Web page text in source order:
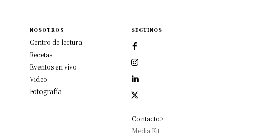
NOSOTROS
Centro de lectura
Recetas
Eventos en vivo
Video
Fotografía
SEGUINOS
Contacto>
Media Kit